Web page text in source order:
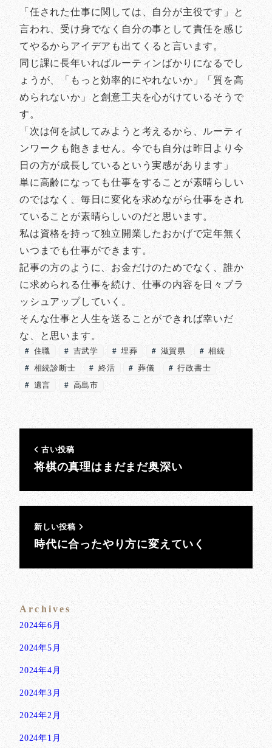
「任された仕事に関しては、自分が主役です」と
言われ、受け身でなく自分の事として責任を感じ
てやるからアイデアも出てくると言います。
同じ課に長年いればルーティンばかりになるでし
ょうが、「もっと効率的にやれないか」「質を高
められないか」と創意工夫を心がけているそうで
す。
「次は何を試してみようと考えるから、ルーティ
ンワークも飽きません。今でも自分は昨日より今
日の方が成長しているという実感があります」
単に高齢になっても仕事をすることが素晴らしい
のではなく、毎日に変化を求めながら仕事をされ
ていることが素晴らしいのだと思います。
私は資格を持って独立開業したおかげで定年無く
いつまでも仕事ができます。
記事の方のように、お金だけのためでなく、誰か
に求められる仕事を続け、仕事の内容を日々ブラ
ッシュアップしていく。
そんな仕事と人生を送ることができれば幸いだ
な、と思います。
住職 吉武学 埋葬 滋賀県
相続
相続診断士
終活 葬儀
行政書士
遺言
高島市
古い投稿
将棋の真理はまだまだ奥深い
新しい投稿
時代に合ったやり方に変えていく
Archives
2024年6月
2024年5月
2024年4月
2024年3月
2024年2月
2024年1月